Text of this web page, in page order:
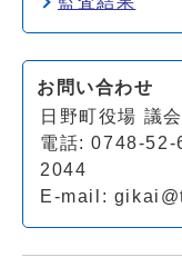
お問い合わせ
日野町役場 議
電話: 0748-52-
2044
E-mail: